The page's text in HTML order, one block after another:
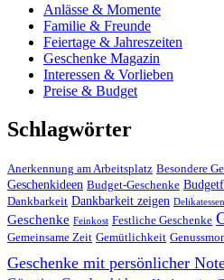
Anlässe & Momente
Familie & Freunde
Feiertage & Jahreszeiten
Geschenke Magazin
Interessen & Vorlieben
Preise & Budget
Schlagwörter
Anerkennung am Arbeitsplatz Besondere
Geschenkideen Budget-Geschenke
Dankbarkeit Dankbarkeit zeigen Delikatessen
Geschenke Feinkost Festliche Geschenke
Gemeinsame Zeit Gemütlichkeit
Geschenke mit persönlicher